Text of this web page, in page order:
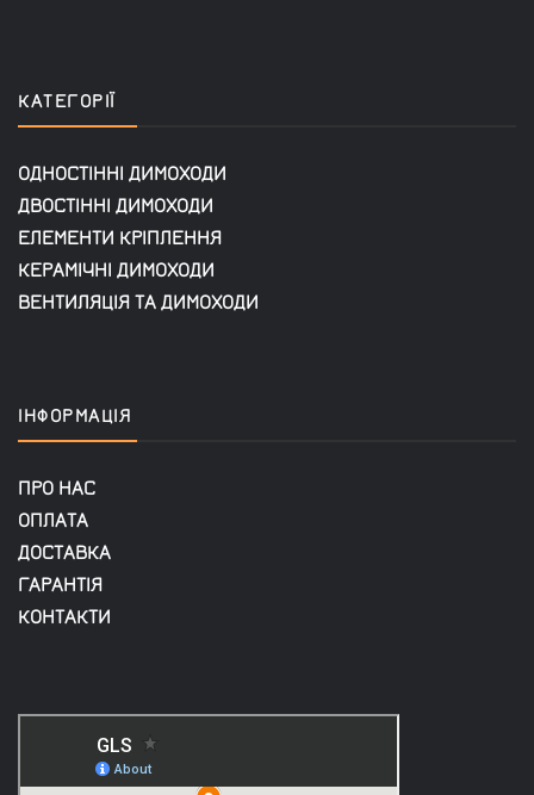
КАТЕГОРІЇ
ОДНОСТІННІ ДИМОХОДИ
ДВОСТІННІ ДИМОХОДИ
ЕЛЕМЕНТИ КРІПЛЕННЯ
КЕРАМІЧНІ ДИМОХОДИ
ВЕНТИЛЯЦІЯ ТА ДИМОХОДИ
ІНФОРМАЦІЯ
ПРО НАС
ОПЛАТА
ДОСТАВКА
ГАРАНТІЯ
КОНТАКТИ